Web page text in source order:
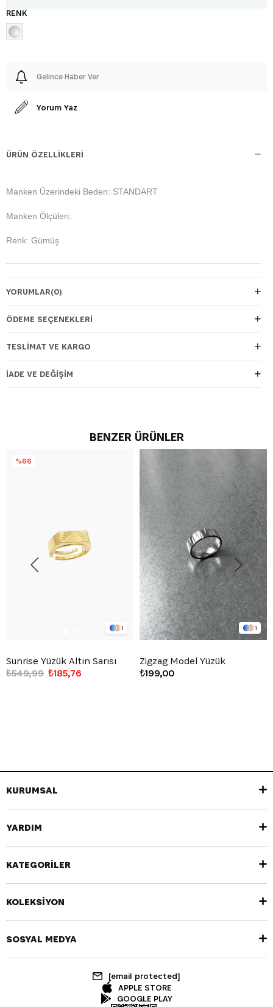
RENK
Gelince Haber Ver
Yorum Yaz
ÜRÜN ÖZELLIKLERI
Manken Üzerindeki Beden: STANDART
Manken Ölçüleri:
Renk: Gümüş
YORUMLAR(0)
ÖDEME SEÇENEKLERI
TESLIMAT VE KARGO
İADE VE DEĞIŞIM
BENZER ÜRÜNLER
1
Sunrise Yüzük Altın Sarısı
₺185,76
₺549,99
%66
1
Zigzag Model Yüzük
₺199,00
KURUMSAL
YARDIM
KATEGORİLER
KOLEKSİYON
SOSYAL MEDYA
[email protected]
APPLE STORE
GOOGLE PLAY